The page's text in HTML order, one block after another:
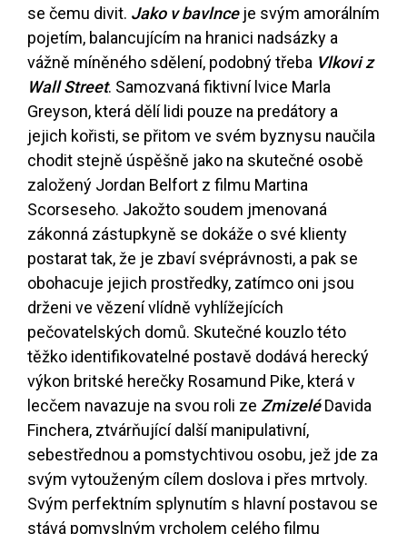
se čemu divit. Jako v bavlnceje svým amorálním
pojetím, balancujícím na hranici nadsázky a
vážně míněného sdělení, podobný třeba Vlkovi z
Wall Street. Samozvaná fiktivní lvice Marla
Greyson, která dělí lidi pouze na predátory a
jejich kořisti, se přitom ve svém byznysu naučila
chodit stejně úspěšně jako na skutečné osobě
založený Jordan Belfort z filmu Martina
Scorseseho. Jakožto soudem jmenovaná
zákonná zástupkyně se dokáže o své klienty
postarat tak, že je zbaví svéprávnosti, a pak se
obohacuje jejich prostředky, zatímco oni jsou
drženi ve vězení vlídně vyhlížejících
pečovatelských domů. Skutečné kouzlo této
těžko identifikovatelné postavě dodává herecký
výkon britské herečky Rosamund Pike, která v
lecčem navazuje na svou roli ze ZmizeléDavida
Finchera, ztvárňující další manipulativní,
sebestřednou a pomstychtivou osobu, jež jde za
svým vytouženým cílem doslova i přes mrtvoly.
Svým perfektním splynutím s hlavní postavou se
stává pomyslným vrcholem celého filmu